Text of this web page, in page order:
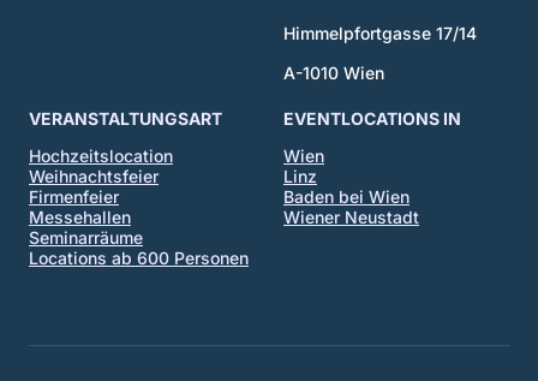
Himmelpfortgasse 17/14
A-1010 Wien
VERANSTALTUNGSART
Hochzeitslocation
Weihnachtsfeier
Firmenfeier
Messehallen
Seminarräume
Locations ab 600 Personen
EVENTLOCATIONS IN
Wien
Linz
Baden bei Wien
Wiener Neustadt